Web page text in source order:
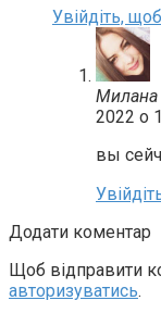
Увійдіть,
Милана
2022 о
вы
Додати коментар
Щоб відправити
авторизуватись.